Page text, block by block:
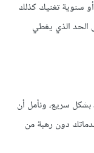
سنوية تغنيك كذلك
الحد الذي يغطي
بشكل سريع، ونأمل أن
دون رهبة من